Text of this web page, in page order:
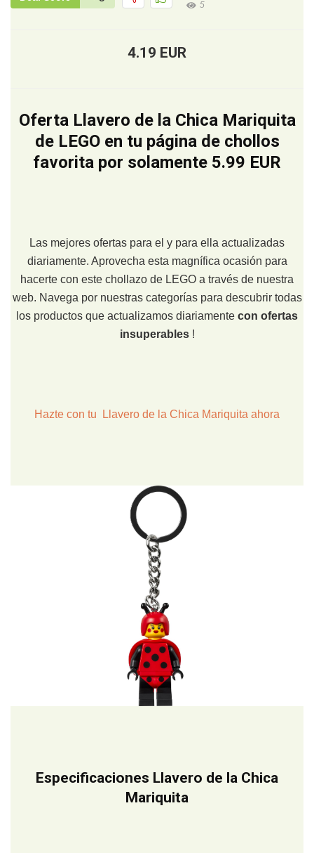
5
4.19 EUR
Oferta Llavero de la Chica Mariquita
de LEGO en tu página de chollos
favorita por solamente 5.99 EUR
Las mejores ofertas para el y para ella actualizadas
diariamente. Aprovecha esta magnífica ocasión para
hacerte con este chollazo de LEGO a través de nuestra
web. Navega por nuestras categorías para descubrir todas
los productos que actualizamos diariamente con ofertas
insuperables!
Hazte con tu Llavero de la Chica Mariquita ahora
Especificaciones Llavero de la Chica
Mariquita